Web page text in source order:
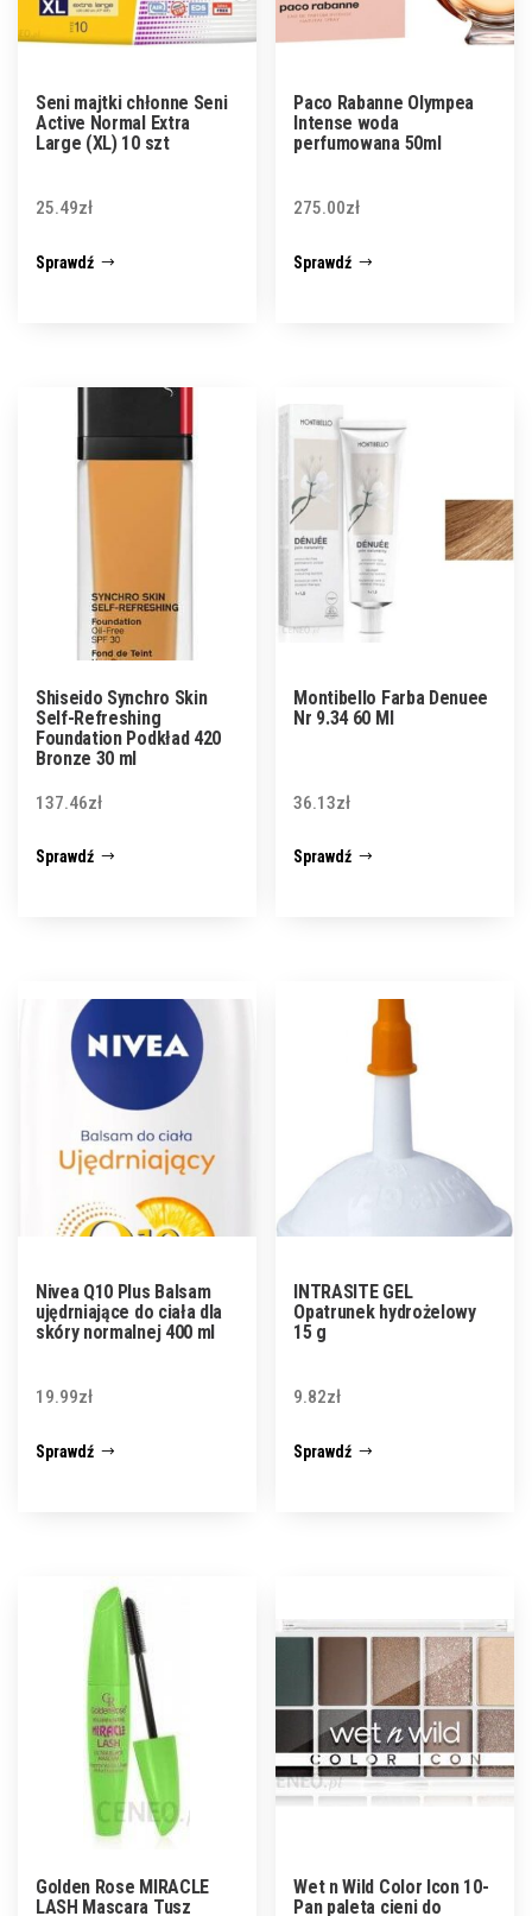
Seni majtki chłonne Seni
Active Normal Extra
Large (XL) 10 szt
25.49zł
Sprawdź
Paco Rabanne Olympea
Intense woda
perfumowana 50ml
275.00zł
Sprawdź
Shiseido Synchro Skin
Self-Refreshing
Foundation Podkład 420
Bronze 30 ml
137.46zł
Sprawdź
Montibello Farba Denuee
Nr 9.34 60 Ml
36.13zł
Sprawdź
Nivea Q10 Plus Balsam
ujędrniające do ciała dla
skóry normalnej 400 ml
19.99zł
Sprawdź
INTRASITE GEL
Opatrunek hydrożelowy
15 g
9.82zł
Sprawdź
Golden Rose MIRACLE
LASH Mascara Tusz
Wet n Wild Color Icon 10-
Pan paleta cieni do